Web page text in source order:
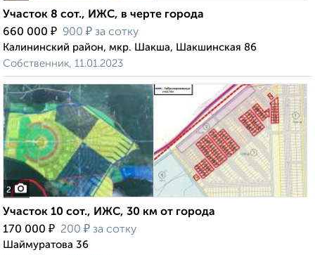
Участок 8 сот., ИЖС, в черте города
660 000 ₽ 900 ₽ за сотку
Калининский район, мкр. Шакша, Шакшинская 86
Собственник, 11.01.2023
2
Участок 10 сот., ИЖС, 30 км от города
170 000 ₽ 200 ₽ за сотку
Шаймуратова 36